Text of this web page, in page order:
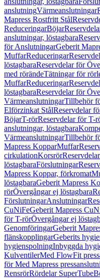
anslutningVärmeanslutningar
Mapress Rostfritt Stål
ReduceringarBöjar
anslutningar, löstagbara
för AnslutningarGeberit
MuffarReduceringar
löstagbaraReservdelar för
med rörändeTätningar för
MuffarReduceringar
löstagbaraReservdelar för
VärmeanslutningarTillbehör
Elförzinkat StålReservdelar
BöjarT-rörReservdelar för T-
anslutningar, löstagbara
VärmeanslutningarTillbehör
Mapress KopparMuffar
cirkulationKorsrör
löstagbaraFörslutningar
Mapress Koppar, förkromat
löstagbaraGeberit Mapress
rörÖvergångar ej löstagbara
FörslutningarAnslutningar
CuNiFeGeberit Mapress
för T-rörÖvergångar ej
GenomföringarGeberit
flänskopplingarGeberits
hygienspolningInbyggda
KulventilerMed FlowFit
för Med Mapress
RensrörRördelar SuperTube